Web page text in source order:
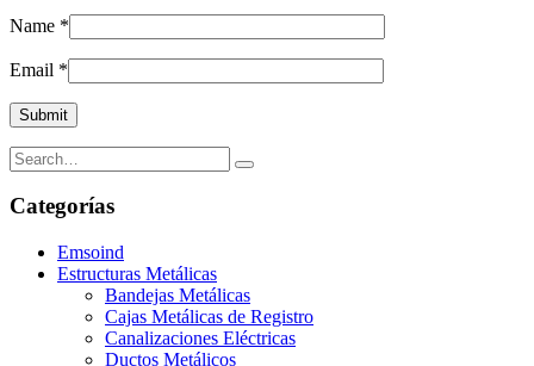
Name *
Email *
Categorías
Emsoind
Estructuras Metálicas
Bandejas Metálicas
Cajas Metálicas de Registro
Canalizaciones Eléctricas
Ductos Metálicos